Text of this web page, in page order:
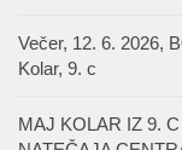
Večer, 12. 6. 2026,
Kolar, 9. c
MAJ KOLAR IZ 9.